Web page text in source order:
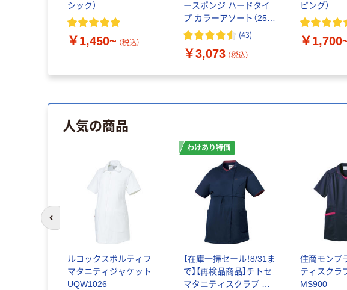
シック）
￥1,450~ （税込）
ースポンジ ハードタイ
プ カラーアソート（25
個：5個入×5パック）
(43)
￥3,073 （税込）
ピング）
￥
人気の商品
ルコックスポルティフ
マタニティジャケット
UQW1026
わけあり特価
【在庫一掃セール！8/31ま
で】【再検品商品】チトセ
マタニティスクラブ ネ
住商モンブ
ティスクラ
MS900